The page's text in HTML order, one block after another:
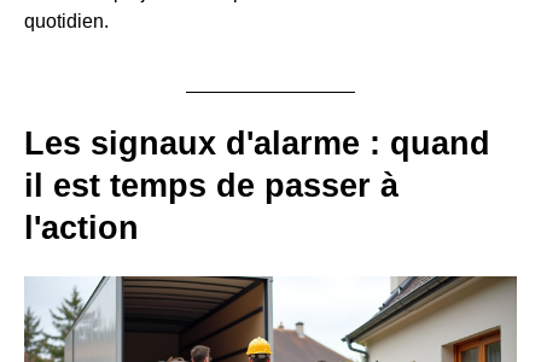
quotidien.
Les signaux d'alarme : quand
il est temps de passer à
l'action